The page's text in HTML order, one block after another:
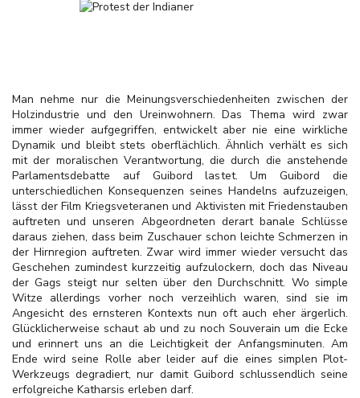
Man nehme nur die Meinungsverschiedenheiten zwischen der
Holzindustrie und den Ureinwohnern. Das Thema wird zwar
immer wieder aufgegriffen, entwickelt aber nie eine wirkliche
Dynamik und bleibt stets oberflächlich. Ähnlich verhält es sich
mit der moralischen Verantwortung, die durch die anstehende
Parlamentsdebatte auf Guibord lastet. Um Guibord die
unterschiedlichen Konsequenzen seines Handelns aufzuzeigen,
lässt der Film Kriegsveteranen und Aktivisten mit Friedenstauben
auftreten und unseren Abgeordneten derart banale Schlüsse
daraus ziehen, dass beim Zuschauer schon leichte Schmerzen in
der Hirnregion auftreten. Zwar wird immer wieder versucht das
Geschehen zumindest kurzzeitig aufzulockern, doch das Niveau
der Gags steigt nur selten über den Durchschnitt. Wo simple
Witze allerdings vorher noch verzeihlich waren, sind sie im
Angesicht des ernsteren Kontexts nun oft auch eher ärgerlich.
Glücklicherweise schaut ab und zu noch Souverain um die Ecke
und erinnert uns an die Leichtigkeit der Anfangsminuten. Am
Ende wird seine Rolle aber leider auf die eines simplen Plot-
Werkzeugs degradiert, nur damit Guibord schlussendlich seine
erfolgreiche Katharsis erleben darf.